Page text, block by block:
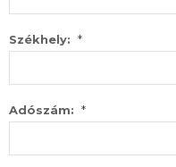
Székhely: *
Adószám: *